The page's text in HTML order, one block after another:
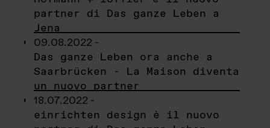
partner di Das ganze Leben a
Jena
09.08.2022 -
Das ganze Leben ora anche a
Saarbrücken - La Maison diventa
un nuovo partner
18.07.2022 -
einrichten design è il nuovo